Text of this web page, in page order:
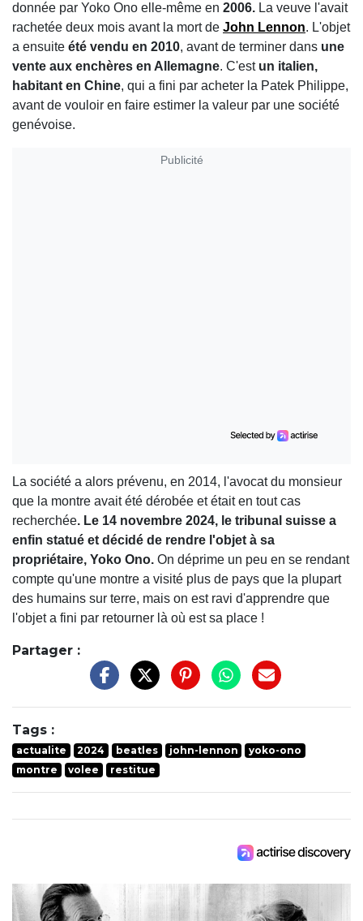
donnée par Yoko Ono elle-même en 2006. La veuve l'avait
rachetée deux mois avant la mort de John Lennon. L'objet
a ensuite été vendu en 2010, avant de terminer dans une
vente aux enchères en Allemagne. C'est un italien,
habitant en Chine, qui a fini par acheter la Patek Philippe,
avant de vouloir en faire estimer la valeur par une société
genévoise.
Publicité
La société a alors prévenu, en 2014, l'avocat du monsieur
que la montre avait été dérobée et était en tout cas
recherchée. Le 14 novembre 2024, le tribunal suisse a
enfin statué et décidé de rendre l'objet à sa
propriétaire, Yoko Ono. On déprime un peu en se rendant
compte qu'une montre a visité plus de pays que la plupart
des humains sur terre, mais on est ravi d'apprendre que
l'objet a fini par retourner là où est sa place !
Partager :
Tags :
actualite 2024 beatles john-lennon
yoko-ono
montre
volee restitue